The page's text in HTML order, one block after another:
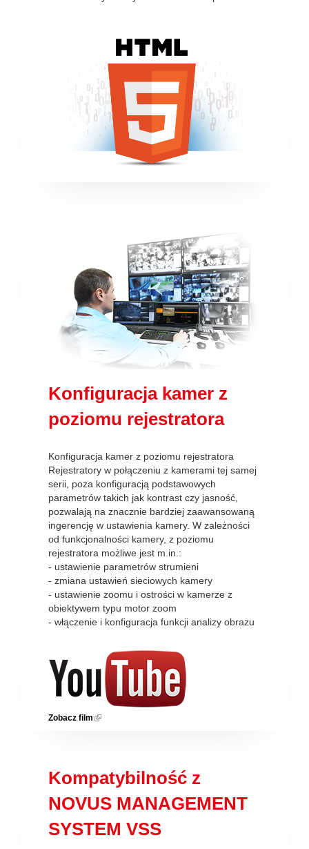
Konfiguracja kamer z
poziomu rejestratora
Konfiguracja kamer z poziomu rejestratora
Rejestratory w połączeniu z kamerami tej samej
serii, poza konfiguracją podstawowych
parametrów takich jak kontrast czy jasność,
pozwalają na znacznie bardziej zaawansowaną
ingerencję w ustawienia kamery. W zależności
od funkcjonalności kamery, z poziomu
rejestratora możliwe jest m.in.:
- ustawienie parametrów strumieni
- zmiana ustawień sieciowych kamery
- ustawienie zoomu i ostrości w kamerze z
obiektywem typu motor zoom
- włączenie i konfiguracja funkcji analizy obrazu
Zobacz film (link is external)
Kompatybilność z
NOVUS MANAGEMENT
SYSTEM VSS